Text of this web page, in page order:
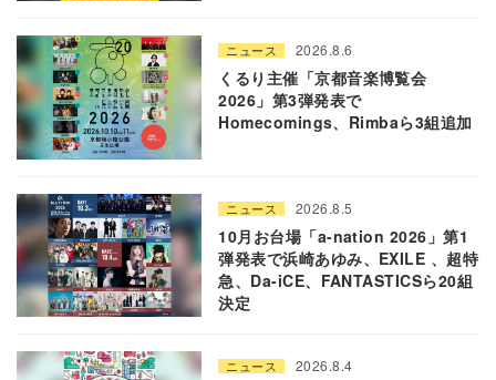
ニュース 2026.8.6
くるり主催「京都音楽博覧会
2026」第3弾発表で
Homecomings、Rimbaら3組追加
ニュース 2026.8.5
10月お台場「a-nation 2026」第1
弾発表で浜崎あゆみ、EXILE 、超特
急、Da-iCE、FANTASTICSら20組
決定
ニュース 2026.8.4